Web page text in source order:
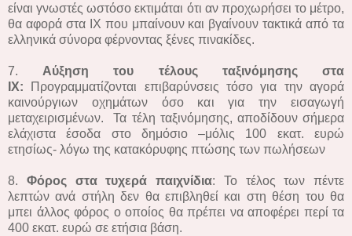
είναι γνωστές ωστόσο εκτιμάται ότι αν προχωρήσει το μέτρο,
θα αφορά στα ΙΧ που μπαίνουν και βγαίνουν τακτικά από τα
ελληνικά σύνορα φέρνοντας ξένες πινακίδες.
7. Αύξηση του τέλους ταξινόμησης στα
ΙΧ: Προγραμματίζονται επιβαρύνσεις τόσο για την αγορά
καινούργιων οχημάτων όσο και για την εισαγωγή
μεταχειρισμένων. Τα τέλη ταξινόμησης, αποδίδουν σήμερα
ελάχιστα έσοδα στο δημόσιο –μόλις 100 εκατ. ευρώ
ετησίως- λόγω της κατακόρυφης πτώσης των πωλήσεων
8. Φόρος στα τυχερά παιχνίδια: Το τέλος των πέντε
λεπτών ανά στήλη δεν θα επιβληθεί και στη θέση του θα
μπει άλλος φόρος ο οποίος θα πρέπει να αποφέρει περί τα
400 εκατ. ευρώ σε ετήσια βάση.